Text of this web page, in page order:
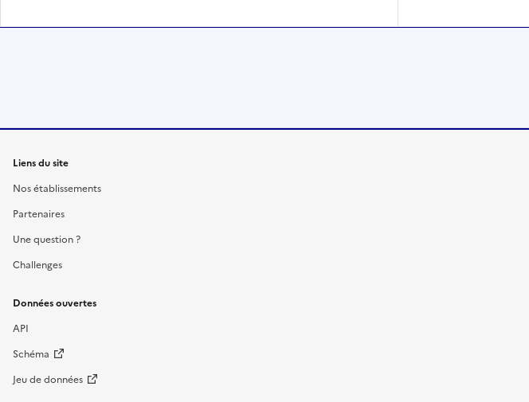
Liens du site
Nos établissements
Partenaires
Une question ?
Challenges
Données ouvertes
API
Schéma
Jeu de données